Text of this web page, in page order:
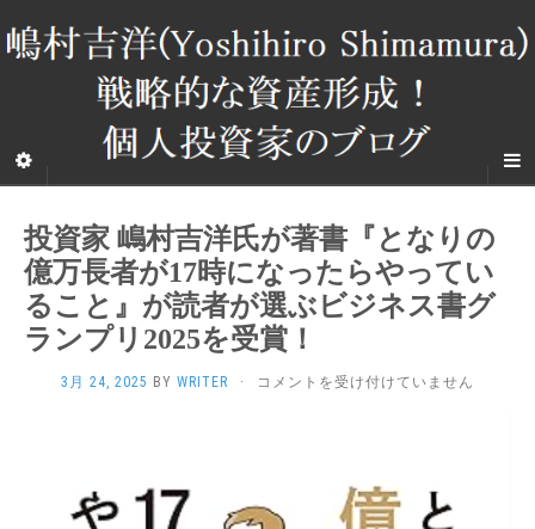
投資家 嶋村吉洋氏が著書『となりの
億万長者が17時になったらやってい
ること』が読者が選ぶビジネス書グ
ランプリ2025を受賞！
3月 24, 2025 BY WRITER ·
投
洋
コメントを受け付けていません